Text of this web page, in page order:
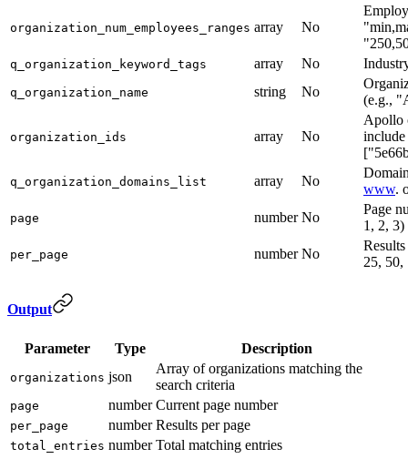
organization_num_employees_ranges array No
q_organization_keyword_tags array No
q_organization_name string No
(e.g.,
organization_ids array No
Apollo
include
q_organization_domains_list array No
www.
page number No
Page
1, 2, 3)
per_page number No
25, 50,
Output
Parameter Type Description
organizations json
Array of organizations matching the
search criteria
page number Current page number
per_page number Results per page
total_entries number Total matching entries